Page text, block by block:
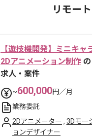
リモー
【遊技機開発】ミニキャ
2Dアニメーション制作 の
求人・案件
~600,000円／月
業務委託
2Dアニメーター , 3Dモー
ョンデザイナー